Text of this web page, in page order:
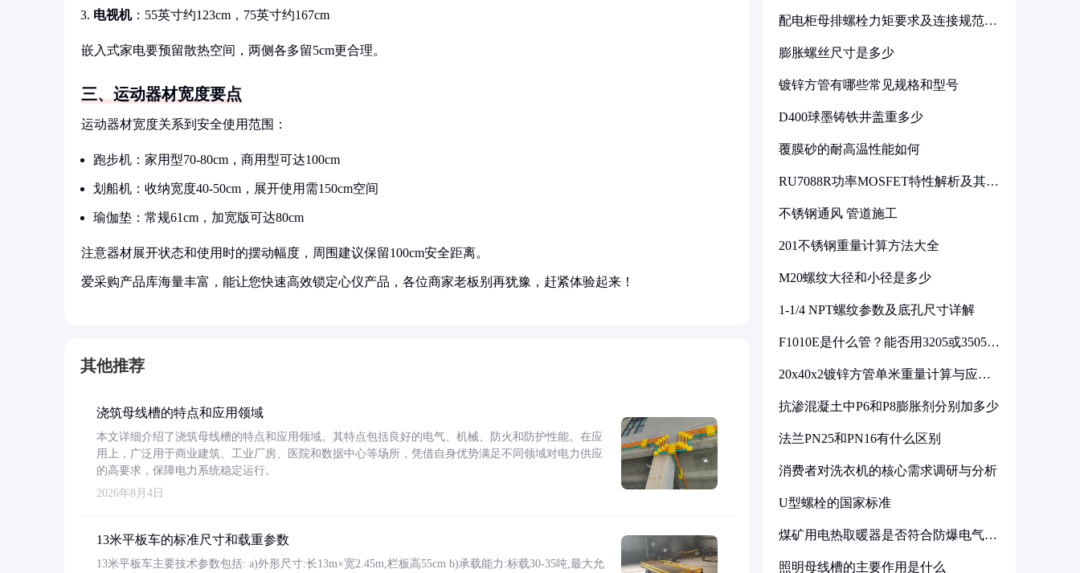
电视机：55英寸约123cm，75英寸约167cm
嵌入式家电要预留散热空间，两侧各多留5cm更合理。
三、运动器材宽度要点
运动器材宽度关系到安全使用范围：
跑步机：家用型70-80cm，商用型可达100cm
划船机：收纳宽度40-50cm，展开使用需150cm空间
瑜伽垫：常规61cm，加宽版可达80cm
注意器材展开状态和使用时的摆动幅度，周围建议保留100cm安全距离。
爱采购产品库海量丰富，能让您快速高效锁定心仪产品，各位商家老板别再犹豫，赶紧体验起来！
其他推荐
浇筑母线槽的特点和应用领域
本文详细介绍了浇筑母线槽的特点和应用领域。其特点包括良好的电气、机械、防火和防护性能。在应
用上，广泛用于商业建筑、工业厂房、医院和数据中心等场所，凭借自身优势满足不同领域对电力供应
的高要求，保障电力系统稳定运行。
2026年8月4日
13米平板车的标准尺寸和载重参数
13米平板车主要技术参数包括: a)外形尺寸:长13m×宽2.45m,栏板高55cm b)承载能力:标载30-35吨,最大允
配电柜母排螺栓力矩要求及连接规范详
膨胀螺丝尺寸是多少
镀锌方管有哪些常见规格和型号
D400球墨铸铁井盖重多少
覆膜砂的耐高温性能如何
RU7088R功率MOSFET特性解析及其在
不锈钢通风 管道施工
201不锈钢重量计算方法大全
M20螺纹大径和小径是多少
1-1/4 NPT螺纹参数及底孔尺寸详解
F1010E是什么管？能否用3205或3505代
20x40x2镀锌方管单米重量计算与应用
抗渗混凝土中P6和P8膨胀剂分别加多少
法兰PN25和PN16有什么区别
消费者对洗衣机的核心需求调研与分析
U型螺栓的国家标准
煤矿用电热取暖器是否符合防爆电气设
照明母线槽的主要作用是什么